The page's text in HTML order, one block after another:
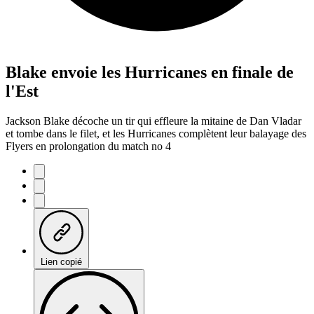
Blake envoie les Hurricanes en finale de
l'Est
Jackson Blake décoche un tir qui effleure la mitaine de Dan Vladar
et tombe dans le filet, et les Hurricanes complètent leur balayage des
Flyers en prolongation du match no 4
Lien copié